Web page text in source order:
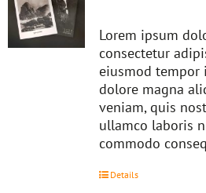
Lorem ipsum
consectetur
eiusmod
dolore magna
veniam, quis
ullamco laboris
commodo
Details